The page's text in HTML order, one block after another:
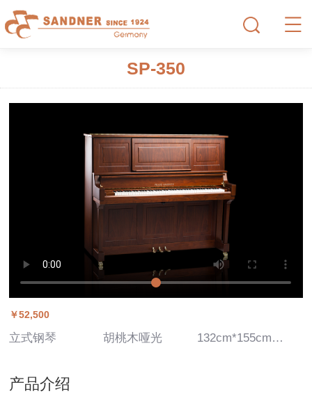
SP-350
￥52,500
立式钢琴 胡桃木哑光 132cm*155cm*65cm
产品介绍